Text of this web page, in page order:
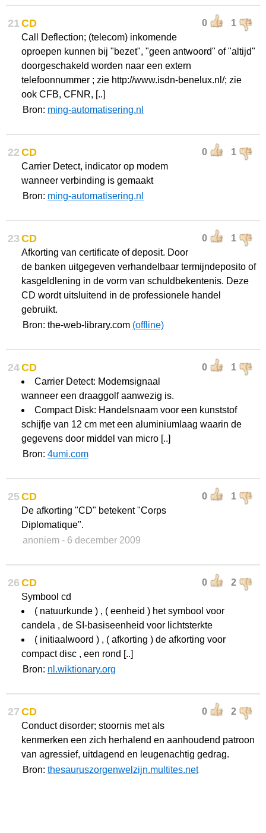
21 0 1
CD
Call Deflection; (telecom) inkomende
oproepen kunnen bij "bezet", "geen antwoord" of "altijd"
doorgeschakeld worden naar een extern
telefoonnummer ; zie http://www.isdn-benelux.nl/; zie
ook CFB, CFNR, [..]
Bron: ming-automatisering.nl
22 0 1
CD
Carrier Detect, indicator op modem
wanneer verbinding is gemaakt
Bron: ming-automatisering.nl
23 0 1
CD
Afkorting van certificate of deposit. Door
de banken uitgegeven verhandelbaar termijndeposito of
kasgeldlening in de vorm van schuldbekentenis. Deze
CD wordt uitsluitend in de professionele handel
gebruikt.
Bron: the-web-library.com (offline)
24 0 1
CD
Carrier Detect: Modemsignaal
wanneer een draaggolf aanwezig is.
Compact Disk: Handelsnaam voor een kunststof
schijfje van 12 cm met een aluminiumlaag waarin de
gegevens door middel van micro [..]
Bron: 4umi.com
25 0 1
CD
De afkorting "CD" betekent "Corps
Diplomatique".
anoniem - 6 december 2009
26 0 2
CD
Symbool cd
( natuurkunde ) , ( eenheid ) het symbool voor
candela , de SI-basiseenheid voor lichtsterkte
( initiaalwoord ) , ( afkorting ) de afkorting voor
compact disc , een rond [..]
Bron: nl.wiktionary.org
27 0 2
CD
Conduct disorder; stoornis met als
kenmerken een zich herhalend en aanhoudend patroon
van agressief, uitdagend en leugenachtig gedrag.
Bron: thesauruszorgenwelzijn.multites.net